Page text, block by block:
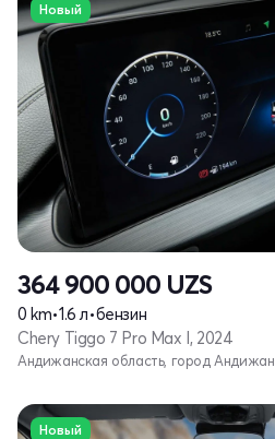
Новый
364 900 000 UZS
0 km•1.6 л•бензин
Chery Tiggo 7 Pro Max I, 2024
Андижанская область, город Андижан
Новый